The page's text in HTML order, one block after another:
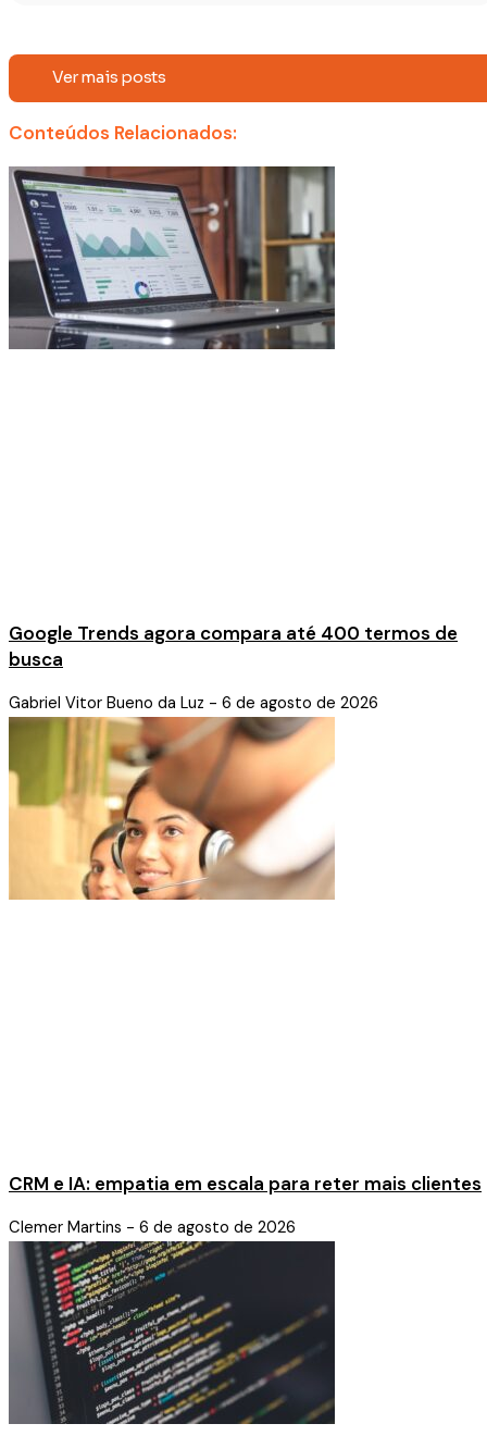
Ver mais posts
Conteúdos Relacionados:
Google Trends agora compara até 400 termos de
busca
Gabriel Vitor Bueno da Luz 6 de agosto de 2026
CRM e IA: empatia em escala para reter mais clientes
Clemer Martins 6 de agosto de 2026